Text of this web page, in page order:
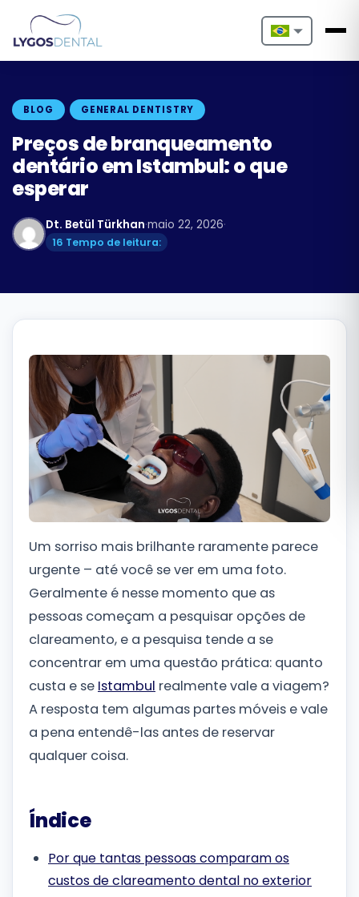
Nederlands
Deutsch
Italiano
Български
Română
Русский
BLOG GENERAL DENTISTRY
Preços de branqueamento
dentário em Istambul: o que
esperar
Dt. Betül Türkhan·maio 22, 2026·
16 Tempo de leitura:
Um sorriso mais brilhante raramente parece
urgente – até você se ver em uma foto.
Geralmente é nesse momento que as
pessoas começam a pesquisar opções de
clareamento, e a pesquisa tende a se
concentrar em uma questão prática: quanto
custa e se Istambul realmente vale a viagem?
A resposta tem algumas partes móveis e vale
a pena entendê-las antes de reservar
qualquer coisa.
Índice
Por que tantas pessoas comparam os
custos de clareamento dental no exterior